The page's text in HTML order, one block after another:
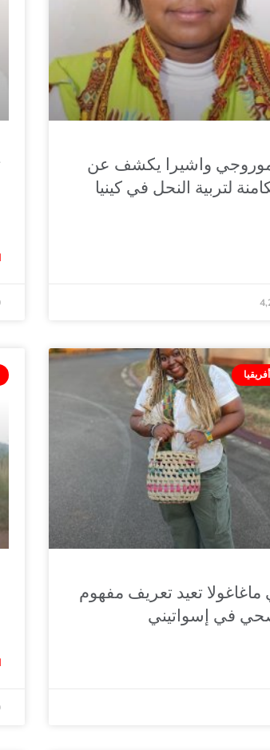
واشيرا يكشف عن
لتربية النحل في كينيا
ماغاغولا تعيد تعريف مفهوم
في إسواتيني